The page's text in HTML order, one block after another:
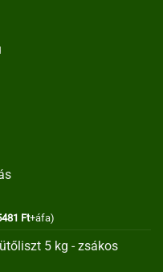
Ft+áfa)
5 kg - zsákos